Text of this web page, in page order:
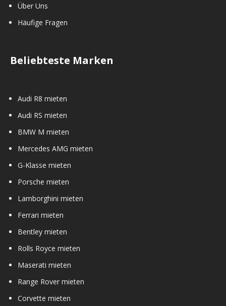
Über Uns
Häufige Fragen
Beliebteste Marken
Audi R8 mieten
Audi RS mieten
BMW M mieten
Mercedes AMG mieten
G-Klasse mieten
Porsche mieten
Lamborghini mieten
Ferrari mieten
Bentley mieten
Rolls Royce mieten
Maserati mieten
Range Rover mieten
Corvette mieten